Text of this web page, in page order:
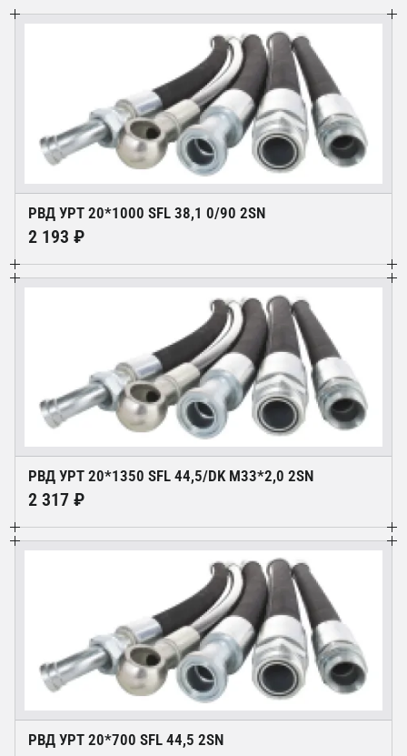
РВД УРТ 20*1000 SFL 38,1 0/90 2SN
2 193 ₽
РВД УРТ 20*1350 SFL 44,5/DK М33*2,0 2SN
2 317 ₽
РВД УРТ 20*700 SFL 44,5 2SN